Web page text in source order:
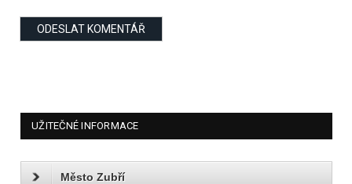
UŽITEČNÉ INFORMACE
Město Zubří